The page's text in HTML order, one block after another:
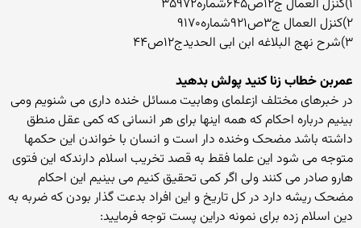
۱)کنزل العمال ج۱۲ص۶۴۵شماره۳۵۹۷۲
۲)کنزل العمال ج۳ص۹۲۱شماره۹۱۷۰
۳)شرح نهج البلاغه ابن ابی الحدیدج۱۲ص۴۴
عمربن خطاب زنا کنید پولش بدهید
در خبرهای مختلف ازعلمای وهابیت مسائل خنده داری می شنویم ومی
بینیم درباره احکام که همه اینها برای هر انسانی که کمی عقل منطق
داشته باشد مضحک وخنده دار است و انسان با خواندن این حکمها
متوجه می شود این علما فقط به قصد تخریب اسلام دارندکه این فتوی
هارو صادر می کنند ولی اگر کمی تحقیق کنیم می بینیم این احکام
مضحک ریشه دارد در کل تاریخ و این افراد بدعت گذار بودن که ضربه به
دین اسلام زده برای نمونه دراین پست توجه فرمایید: